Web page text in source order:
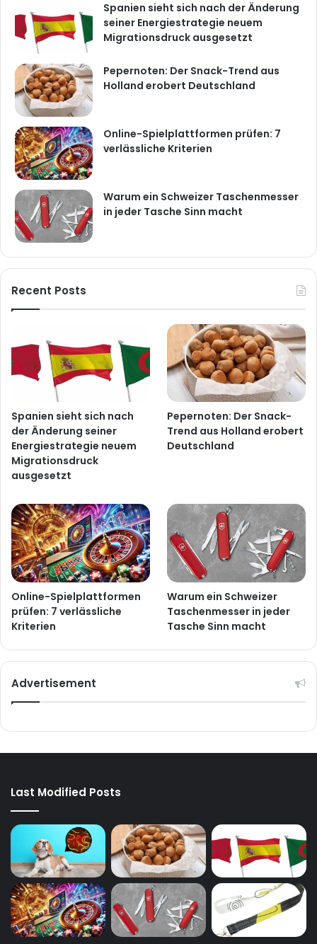
Spanien sieht sich nach der Änderung
seiner Energiestrategie neuem
Migrationsdruck ausgesetzt
Pepernoten: Der Snack-Trend aus
Holland erobert Deutschland
Online-Spielplattformen prüfen: 7
verlässliche Kriterien
Warum ein Schweizer Taschenmesser
in jeder Tasche Sinn macht
Recent Posts
Spanien sieht sich nach
der Änderung seiner
Energiestrategie neuem
Migrationsdruck
ausgesetzt
Pepernoten: Der Snack-
Trend aus Holland erobert
Deutschland
Online-Spielplattformen
prüfen: 7 verlässliche
Kriterien
Warum ein Schweizer
Taschenmesser in jeder
Tasche Sinn macht
Advertisement
Last Modified Posts